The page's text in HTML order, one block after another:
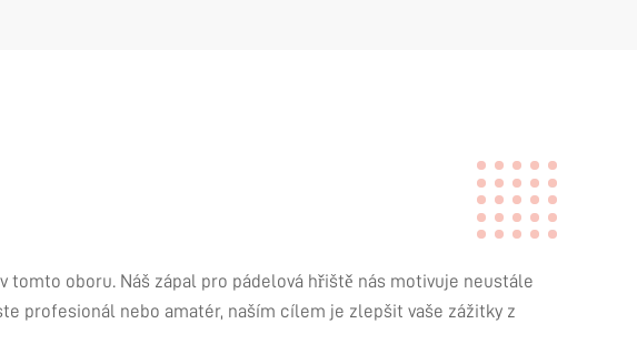
tomto oboru. Náš zápal pro pádelová hřiště nás motivuje neustále
profesionál nebo amatér, naším cílem je zlepšit vaše zážitky z